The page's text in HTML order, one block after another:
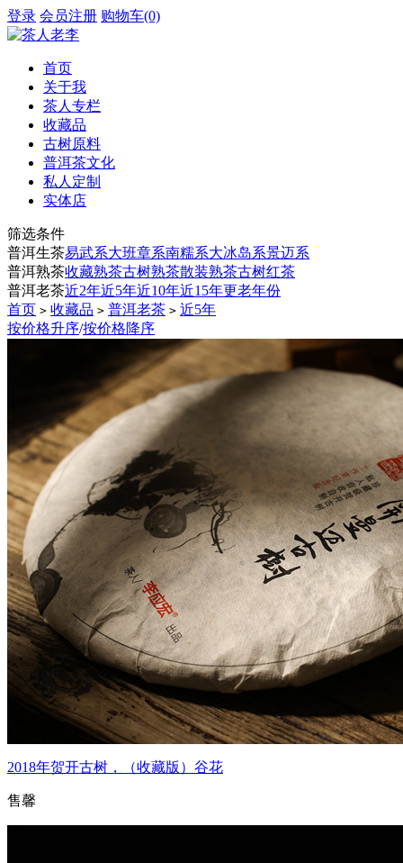
登录 会员注册 购物车(0)
首页
关于我
茶人专栏
收藏品
古树原料
普洱茶文化
私人定制
实体店
筛选条件
普洱生茶易武系大班章系南糯系大冰岛系景迈系
普洱熟茶收藏熟茶古树熟茶散装熟茶古树红茶
普洱老茶近2年近5年近10年近15年更老年份
首页 > 收藏品 > 普洱老茶 > 近5年
按价格升序/按价格降序
2018年贺开古树，（收藏版）谷花
售馨